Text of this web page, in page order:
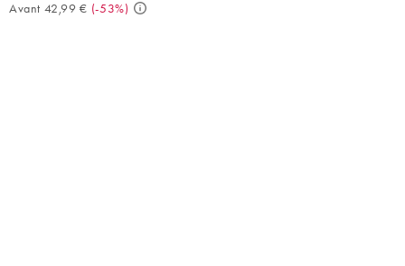
Avant 42,99 € (-53%)